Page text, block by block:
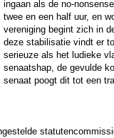
ingaan als de no-
twee en een half uur, en
vereniging begint zich in
deze stabilisatie vindt er
serieuze als het ludieke
senaatshap, de gevulde
senaat poogt dit tot een